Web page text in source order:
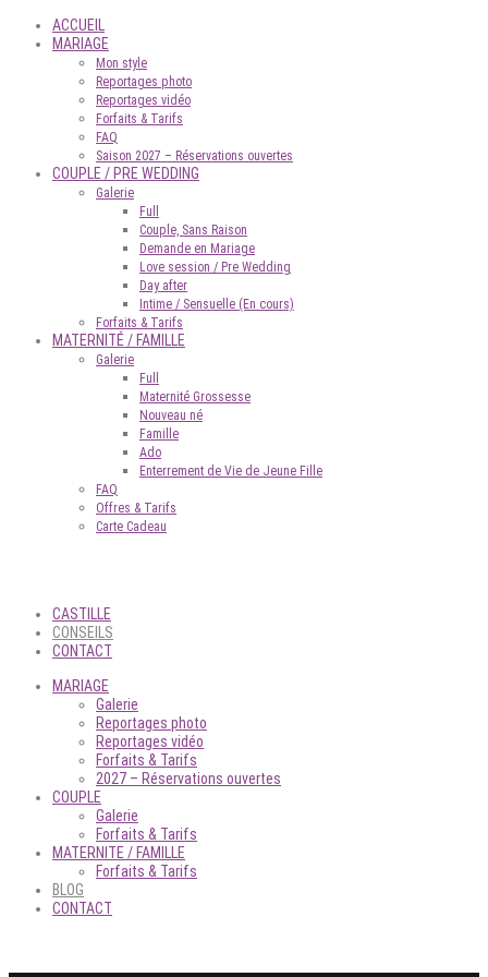
ACCUEIL
MARIAGE
Mon style
Reportages photo
Reportages vidéo
Forfaits & Tarifs
FAQ
Saison 2027 – Réservations ouvertes
COUPLE / PRE WEDDING
Galerie
Full
Couple, Sans Raison
Demande en Mariage
Love session / Pre Wedding
Day after
Intime / Sensuelle (En cours)
Forfaits & Tarifs
MATERNITÉ / FAMILLE
Galerie
Full
Maternité Grossesse
Nouveau né
Famille
Ado
Enterrement de Vie de Jeune Fille
FAQ
Offres & Tarifs
Carte Cadeau
CASTILLE
CONSEILS
CONTACT
MARIAGE
Galerie
Reportages photo
Reportages vidéo
Forfaits & Tarifs
2027 – Réservations ouvertes
COUPLE
Galerie
Forfaits & Tarifs
MATERNITE / FAMILLE
Forfaits & Tarifs
BLOG
CONTACT